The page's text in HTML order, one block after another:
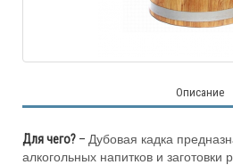
Описание
Для чего? – Дубовая кадка
алкогольных напитков и заготовки